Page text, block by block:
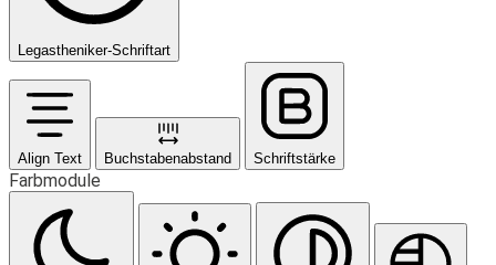
Legastheniker-Schriftart
Align Text Buchstabenabstand Schriftstärke
Farbmodule